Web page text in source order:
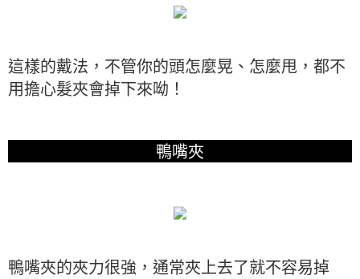
這樣的戴法，不管你的頭怎麼晃、怎麼甩，都不
用擔心髮夾會掉下來呦！
鴨嘴夾
鴨嘴夾的夾力很強，通常夾上去了就不容易掉